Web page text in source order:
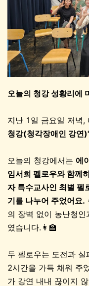
오늘의 청강 성황리에
지난 1일 금요일 저녁,
청강(청각장애인 강연)'
오늘의 청강에서는 에
임서희 펠로우와 함께
자 특수교사인 최별 펠
기를 나누어 주었어요.
의 장벽 없이 농난청
였습니다.👩‍🏫
두 펠로우는 도전과
2시간을 가득 채워 주
가 강연 내내 끊이지